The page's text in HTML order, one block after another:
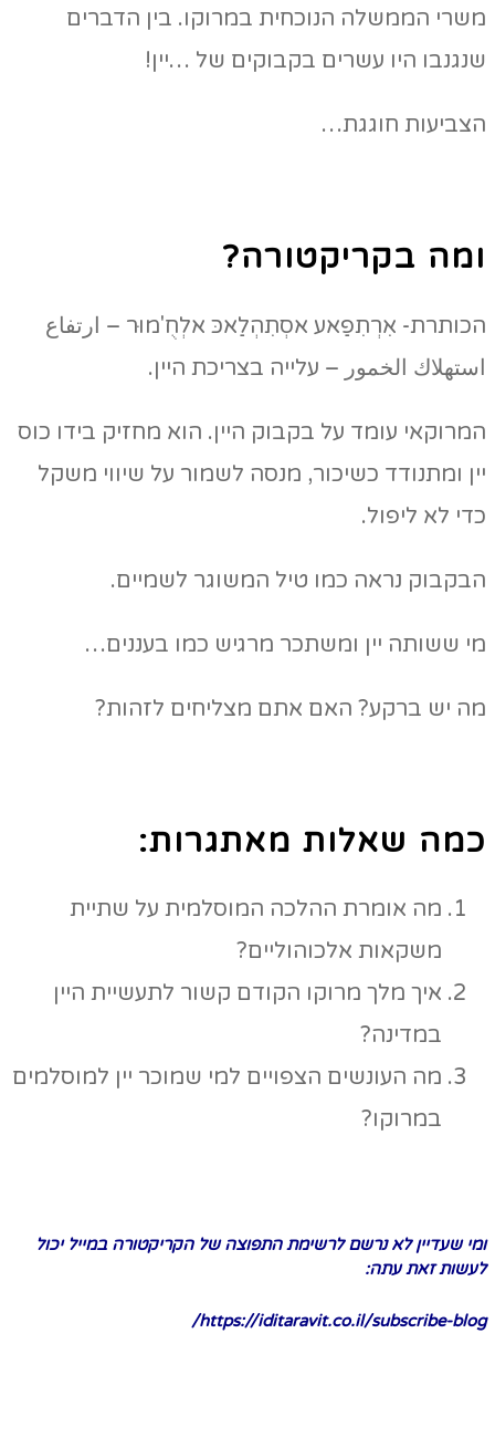
משרי הממשלה הנוכחית במרוקו. בין הדברים
שנגנבו היו עשרים בקבוקים של …יין!
הצביעות חוגגת…
ומה בקריקטורה?
הכותרת- אִרְתִפַאע אסְתִהְלַאכּ אלְחֻ'מוּר – ارتفاع
استهلاك الخمور – עלייה בצריכת היין.
המרוקאי עומד על בקבוק היין. הוא מחזיק בידו כוס
יין ומתנודד כשיכור, מנסה לשמור על שיווי משקל
כדי לא ליפול.
הבקבוק נראה כמו טיל המשוגר לשמיים.
מי ששותה יין ומשתכר מרגיש כמו בעננים…
מה יש ברקע? האם אתם מצליחים לזהות?
כמה שאלות מאתגרות:
מה אומרת ההלכה המוסלמית על שתיית
משקאות אלכוהוליים?
איך מלך מרוקו הקודם קשור לתעשיית היין
במדינה?
מה העונשים הצפויים למי שמוכר יין למוסלמים
במרוקו?
ומי שעדיין לא נרשם לרשימת התפוצה של הקריקטורה במייל יכול
לעשות זאת עתה:
https://iditaravit.co.il/subscribe-blog/